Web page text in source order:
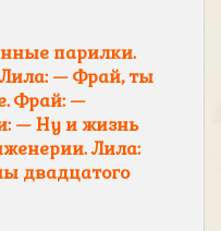
парилки.
— Фрай, ты
Фрай: —
— Ну и жизнь
Лила:
двадцатого